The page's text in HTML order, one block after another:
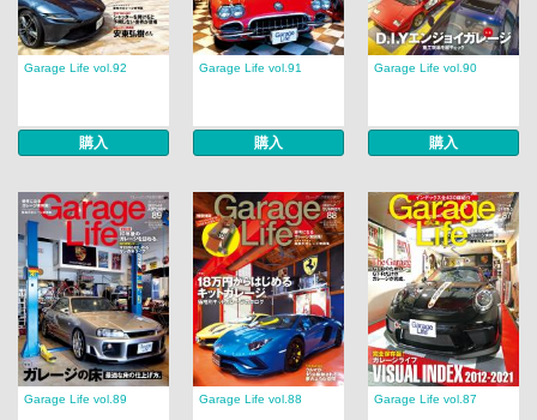
Garage Life vol.92
購入
Garage Life vol.91
購入
Garage Life vol.90
購入
Garage Life vol.89 Garage Life vol.88 Garage Life vol.87